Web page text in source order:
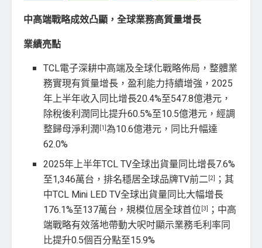
中高端戰略成效凸顯，全球業務高質量增長
業績亮點
TCL電子深耕中高端及全球化戰略佈局，整體業
務實現有質量增長，盈利能力持續增強，2025
年上半年收入同比增長20.4%至547.8億港元，
除稅後利潤同比提升60.5%至10.5億港元，經調
整歸母淨利潤 [1] 為10.6億港元，同比升幅達
62.0%
2025年上半年TCL TV全球出貨量同比增長7.6%
至1,346萬台，排名穩居全球品牌TV前二 [2]
；其
中TCL Mini LED TV全球出貨量同比大幅增長
176.1%至137萬台，規模位居全球首位 [3]
；中高
端戰略有效落地帶動大呎吋顯示業務毛利率同
比提升0.5個百分點至15.9%